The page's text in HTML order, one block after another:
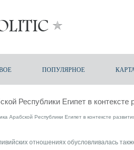
ПОПУЛЯРНОЕ
Республики Египет в
Арабской Республики Египет в контексте
отношениях обусловливалась